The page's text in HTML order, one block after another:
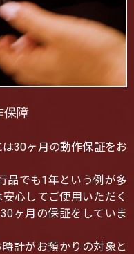
保障
30ヶ月の動作保証をお
品でも1年という例が多
心してご使用いただく
ヶ月の保証をしていま
計がお預かりの対象と